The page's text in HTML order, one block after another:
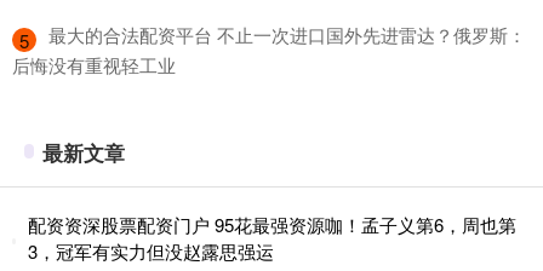
5
​最大的合法配资平台 不止一次进口国外先进雷达？俄罗斯：
后悔没有重视轻工业
最新文章
配资资深股票配资门户 95花最强资源咖！孟子义第6，周也第
3，冠军有实力但没赵露思强运